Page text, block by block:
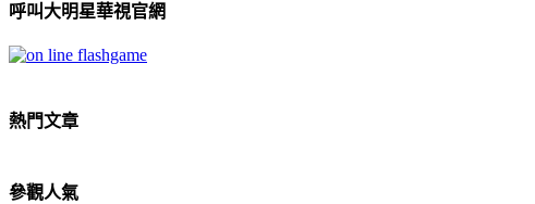
呼叫大明星華視官網
熱門文章
參觀人氣